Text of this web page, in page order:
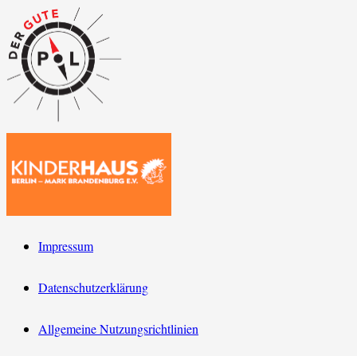
Impressum
Datenschutzerklärung
Allgemeine Nutzungsrichtlinien